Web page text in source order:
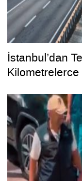
İstanbul’dan